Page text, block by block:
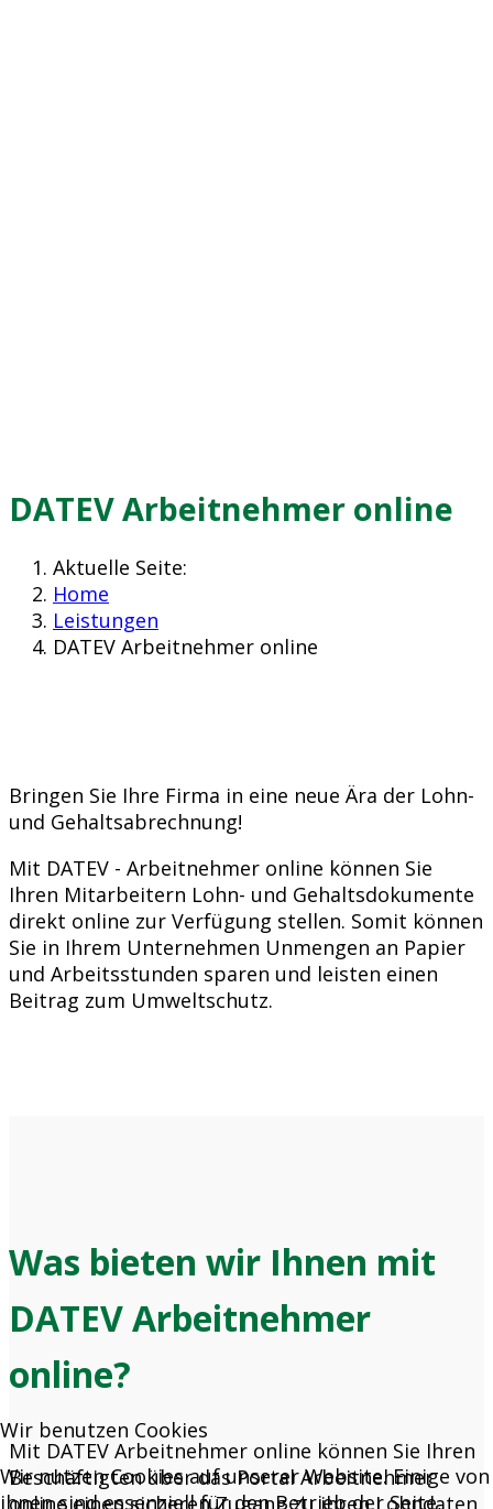
DATEV Arbeitnehmer online
Aktuelle Seite:
Home
Leistungen
DATEV Arbeitnehmer online
Bringen Sie Ihre Firma in eine neue Ära der Lohn-
und Gehaltsabrechnung!
Mit DATEV - Arbeitnehmer online können Sie
Ihren Mitarbeitern Lohn- und Gehaltsdokumente
direkt online zur Verfügung stellen. Somit können
Sie in Ihrem Unternehmen Unmengen an Papier
und Arbeitsstunden sparen und leisten einen
Beitrag zum Umweltschutz.
Was bieten wir Ihnen mit
DATEV Arbeitnehmer
online?
Mit DATEV Arbeitnehmer online können Sie Ihren
Beschäftigten über das Portal Arbeitnehmer
online einen sicheren Zugang zu ihren Lohndaten
Wir benutzen Cookies
Wir nutzen Cookies auf unserer Website. Einige von
ihnen sind essenziell für den Betrieb der Seite,